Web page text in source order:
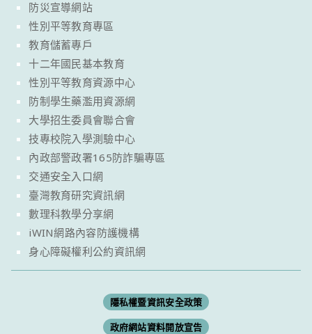
防災宣導網站
性別平等教育專區
教育儲蓄專戶
十二年國民基本教育
性別平等教育資源中心
防制學生藥濫用資源網
大學招生委員會聯合會
技專校院入學測驗中心
內政部警政署165防詐騙專區
交通安全入口網
臺灣教育研究資訊網
數理科教學分享網
iWIN網路內容防護機構
身心障礙權利公約資訊網
隱私權暨資訊安全政策
政府網站資料開放宣告